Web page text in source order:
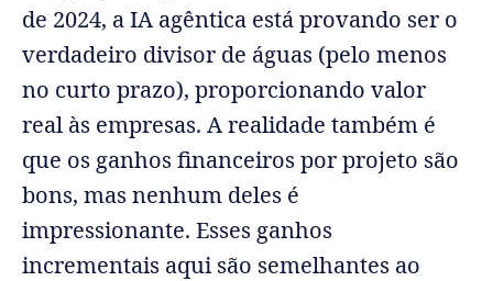
de 2024, a IA agêntica está provando ser o
verdadeiro divisor de águas (pelo menos
no curto prazo), proporcionando valor
real às empresas. A realidade também é
que os ganhos financeiros por projeto são
bons, mas nenhum deles é
impressionante. Esses ganhos
incrementais aqui são semelhantes ao